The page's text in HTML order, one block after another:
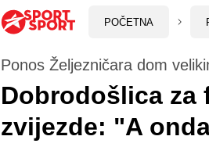
POČETNA
Ponos Željezničara dom
Dobrodošlica za
zvijezde: "A